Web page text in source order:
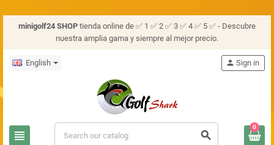
minigolf24 SHOP tienda online de ✅ 1 ✅ 2 ✅ 3 ✅ 4 ✅ 5 ✅ - Descubre
nuestra amplia gama y siempre al mejor precio.
English
view_headline search
person Sign in
0